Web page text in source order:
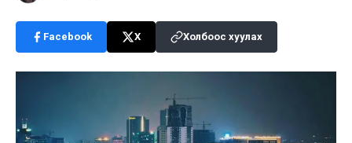
Facebook X Холбоос хуулах